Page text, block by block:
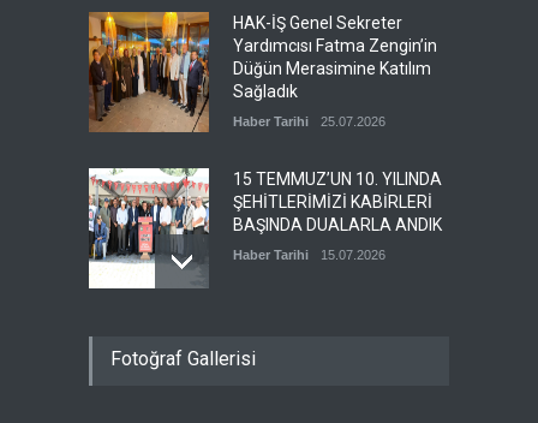
HAK-İŞ Genel Sekreter
Yardımcısı Fatma Zengin’in
Düğün Merasimine Katılım
Sağladık
Haber Tarihi 25.07.2026
15 TEMMUZ’UN 10. YILINDA
ŞEHİTLERİMİZİ KABİRLERİ
BAŞINDA DUALARLA ANDIK
Haber Tarihi 15.07.2026
DEMOKRASİ VE MİLLÎ BİRLİK
Fotoğraf Gallerisi